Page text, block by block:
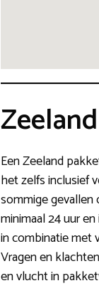
Een Zeeland
het zelfs inclusief
sommige gevallen
minimaal 24 uur
in combinatie met
Vragen en
en vlucht in